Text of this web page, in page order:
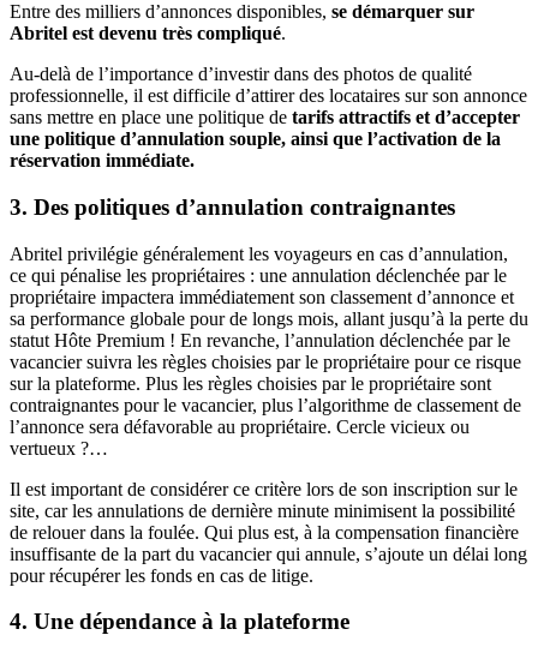
Entre des milliers d’annonces disponibles, se démarquer sur
Abritel est devenu très compliqué.
Au-delà de l’importance d’investir dans des photos de qualité
professionnelle, il est difficile d’attirer des locataires sur son annonce
sans mettre en place une politique de tarifs attractifs et d’accepter
une politique d’annulation souple, ainsi que l’activation de la
réservation immédiate.
3. Des politiques d’annulation contraignantes
Abritel privilégie généralement les voyageurs en cas d’annulation,
ce qui pénalise les propriétaires : une annulation déclenchée par le
propriétaire impactera immédiatement son classement d’annonce et
sa performance globale pour de longs mois, allant jusqu’à la perte du
statut Hôte Premium ! En revanche, l’annulation déclenchée par le
vacancier suivra les règles choisies par le propriétaire pour ce risque
sur la plateforme. Plus les règles choisies par le propriétaire sont
contraignantes pour le vacancier, plus l’algorithme de classement de
l’annonce sera défavorable au propriétaire. Cercle vicieux ou
vertueux ?…
Il est important de considérer ce critère lors de son inscription sur le
site, car les annulations de dernière minute minimisent la possibilité
de relouer dans la foulée. Qui plus est, à la compensation financière
insuffisante de la part du vacancier qui annule, s’ajoute un délai long
pour récupérer les fonds en cas de litige.
4. Une dépendance à la plateforme